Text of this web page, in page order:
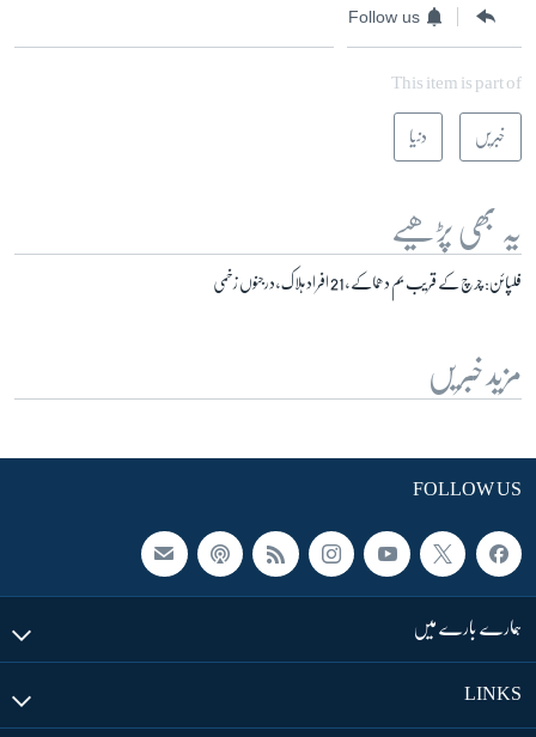
Follow us
This item is part of
خبریں دنیا
یہ بھی پڑھیے
فلپائن: چرچ کے قریب بم دھماکے ، 21 افراد ہلاک ، درجنوں زخمی
مزید خبریں
FOLLOW US
ہمارے بارے میں
LINKS